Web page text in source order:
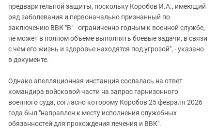
предварительной защиты, поскольку Коробов И.А., имеющий
ряд заболевания и первоначально признанный по
заключению ВВК "В" - ограниченно годным к военной службе,
не может в полном объеме выполнять боевые задачи, в связи
с чем его жизнь и здоровье находятся под угрозой", - указано
в документе.
Однако апелляционная инстанция сослалась на ответ
командира войсковой части на запрос гарнизонного
военного суда, согласно которому Коробов 25 февраля 2026
года был "направлен к месту исполнения служебных
обязанностей для прохождения лечения и ВВК".